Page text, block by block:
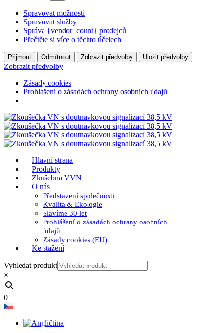
Spravovat možnosti
Spravovat služby
Správa {vendor_count} prodejců
Přečtěte si více o těchto účelech
Přijmout Odmítnout Zobrazit předvolby Uložit předvolby
Zobrazit předvolby
Zásady cookies
Prohlášení o zásadách ochrany osobních údajů
Hlavní strana
Produkty
Zkušebna VVN
O nás
Představení společnosti
Kvalita & Ekologie
Slavíme 30 let
Prohlášení o zásadách ochrany osobních
údajů
Zásady cookies (EU)
Ke stažení
Vyhledat produkt
×
0